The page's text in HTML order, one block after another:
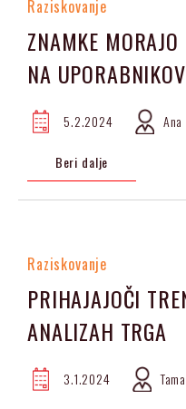
Raziskovanje
ZNAMKE
NA
5.2.2024
Beri dalje
Raziskovanje
PRIHAJAJOČI
ANALIZAH TRGA
3.1.2024